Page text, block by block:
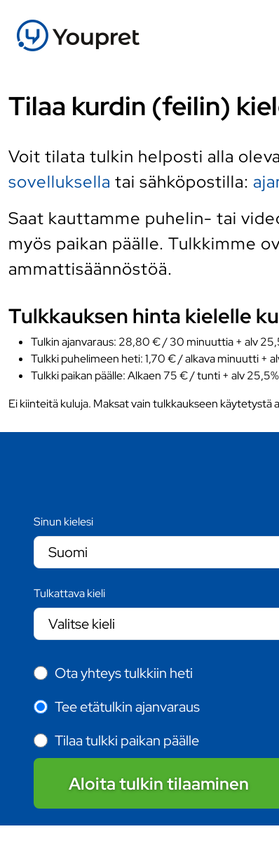
Tilaa kurdin (feilin)
Voit tilata tulkin helposti alla
sovelluksella tai sähköpostilla:
Saat kauttamme puhelin- tai
myös paikan päälle. Tulkkimme
ammattisäännöstöä.
Tulkkauksen hinta kielelle
Tulkin ajanvaraus: 28,80 € / 30 minuuttia + alv
Tulkki puhelimeen heti: 1,70 € / alkava minuutti +
Tulkki paikan päälle: Alkaen 75 € / tunti + alv
Ei kiinteitä kuluja. Maksat vain tulkkaukseen käytetystä
Sinun kielesi
Tulkattava kieli
Ota yhteys tulkkiin heti
Tee etätulkin ajanvaraus
Tilaa tulkki paikan päälle
Aloita tulkin tilaaminen